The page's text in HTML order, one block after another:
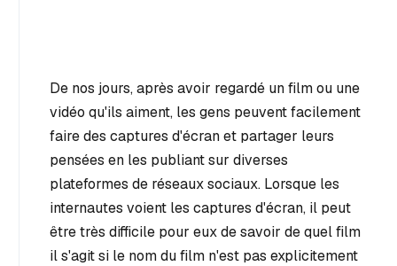
De nos jours, après avoir regardé un film ou une
vidéo qu'ils aiment, les gens peuvent facilement
faire des captures d'écran et partager leurs
pensées en les publiant sur diverses
plateformes de réseaux sociaux. Lorsque les
internautes voient les captures d'écran, il peut
être très difficile pour eux de savoir de quel film
il s'agit si le nom du film n'est pas explicitement